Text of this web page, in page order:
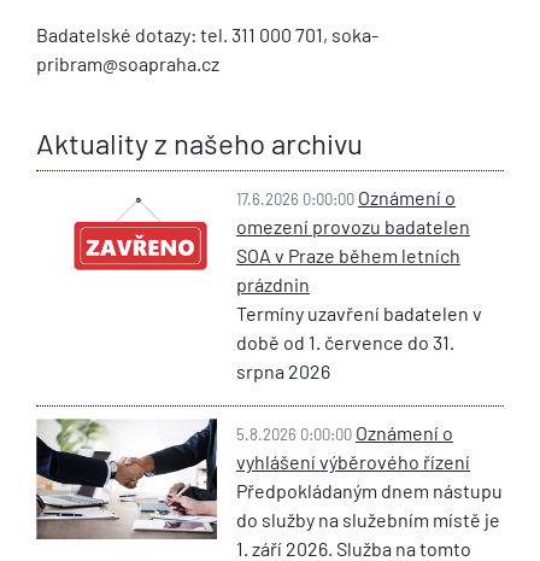
Badatelské dotazy: tel. 311 000 701, soka-
pribram@soapraha.cz
Aktuality z našeho archivu
17.6.2026 0:00:00 Oznámení o
omezení provozu badatelen
SOA v Praze během letních
prázdnin
Termíny uzavření badatelen v
době od 1. července do 31.
srpna 2026
5.8.2026 0:00:00 Oznámení o
vyhlášení výběrového řízení
Předpokládaným dnem nástupu
do služby na služebním místě je
1. září 2026. Služba na tomto